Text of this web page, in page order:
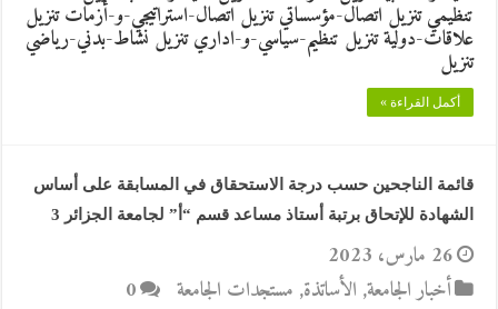
تنظيمي تنزيل اتصال-مؤسساتي تنزيل اتصال-استراتيجي-و-أزمات تنزيل
علاقات-دولية تنزيل تنظيم-سياسي-و-اداري تنزيل نشاط-بدني-رياضي
تنزيل
أكمل القراءة »
قائمة الناجحين حسب درجة الاستحقاق في المسابقة على أساس
الشهادة للإتحاق برتبة أستاذ مساعد قسم “أ” لجامعة الجزائر 3
26 مارس، 2023
أخبار الجامعة, الأساتذة, مستجدات الجامعة 0